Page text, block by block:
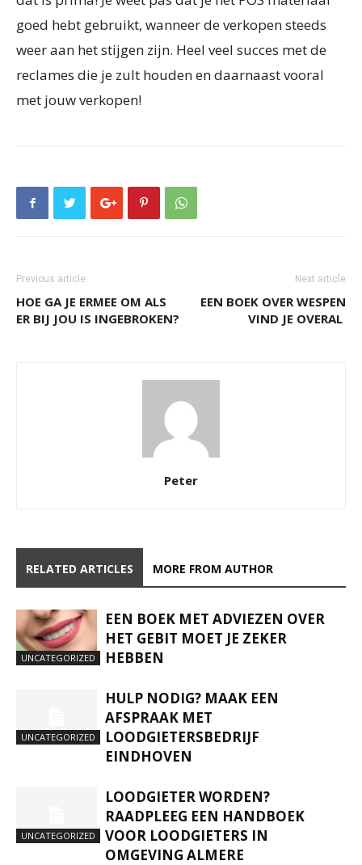
goed hebt gebruikt, wanneer de verkopen steeds
weer aan het stijgen zijn. Heel veel succes met de
reclames die je zult houden en daarnaast vooral
met jouw verkopen!
Previous article
HOE GA JE ERMEE OM ALS
ER BIJ JOU IS INGEBROKEN?
Next article
EEN BOEK OVER WESPEN
VIND JE OVERAL
Peter
RELATED ARTICLES MORE FROM AUTHOR
UNCATEGORIZED
EEN BOEK MET ADVIEZEN OVER
HET GEBIT MOET JE ZEKER
HEBBEN
UNCATEGORIZED
HULP NODIG? MAAK EEN
AFSPRAAK MET
LOODGIETERSBEDRIJF
EINDHOVEN
UNCATEGORIZED
LOODGIETER WORDEN?
RAADPLEEG EEN HANDBOEK
VOOR LOODGIETERS IN
OMGEVING ALMERE